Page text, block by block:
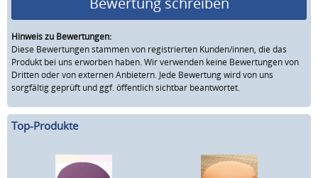
Hinweis zu Bewertungen:
Diese Bewertungen stammen von registrierten Kunden/innen, die das
Produkt bei uns erworben haben. Wir verwenden keine Bewertungen von
Dritten oder von externen Anbietern. Jede Bewertung wird von uns
sorgfältig geprüft und ggf. öffentlich sichtbar beantwortet.
Top-Produkte